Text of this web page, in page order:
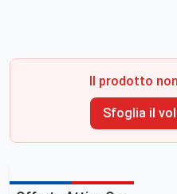
Il prodotto
Sfoglia il